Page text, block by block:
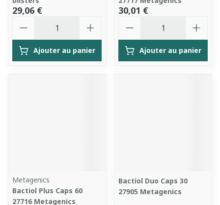
29,06 €
Ajouter au panier
30,01 €
Ajouter au panier
Metagenics
Bactiol Plus Caps 60
27716 Metagenics
Bactiol Duo Caps 30
27905 Metagenics